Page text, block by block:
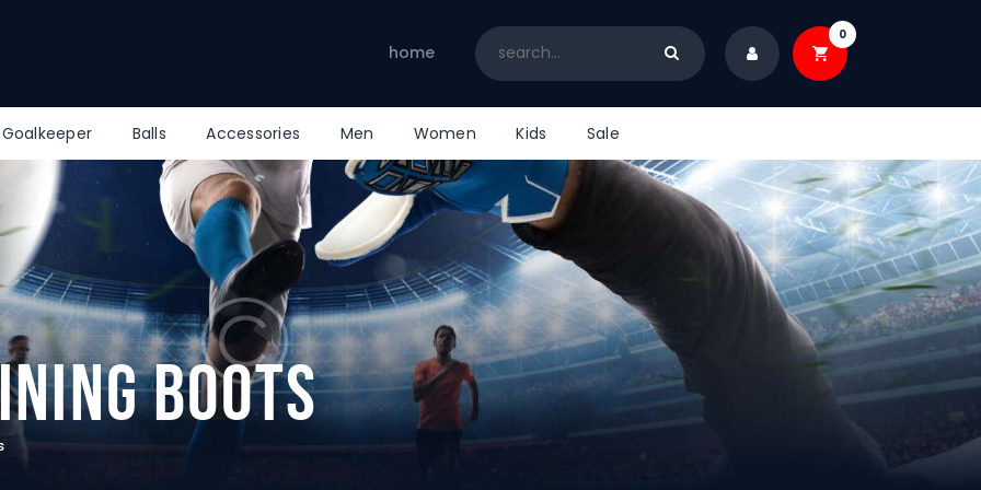
home
0
Goalkeeper Balls Accessories Men Women Kids Sale
Boots